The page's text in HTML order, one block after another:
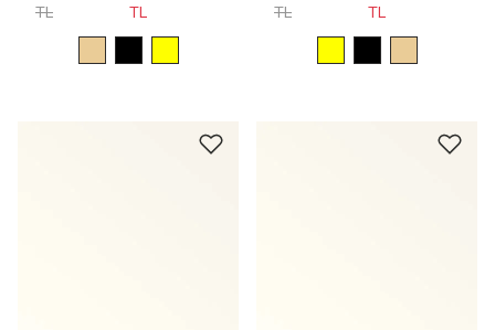
TL
TL
TL
TL